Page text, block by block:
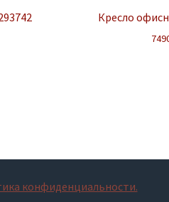
Кресло
конфиденциальности.